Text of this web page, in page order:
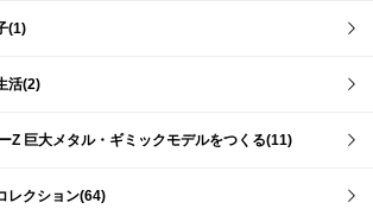
(1)
活(2)
Z 巨大メタル・ギミックモデルをつくる(11)
レクション(64)